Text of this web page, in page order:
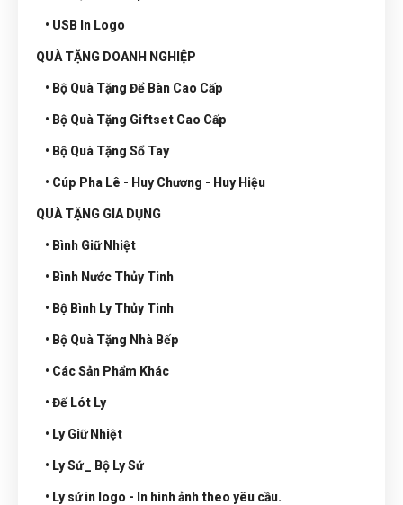
• USB In Logo
QUÀ TẶNG DOANH NGHIỆP
• Bộ Quà Tặng Để Bàn Cao Cấp
• Bộ Quà Tặng Giftset Cao Cấp
• Bộ Quà Tặng Sổ Tay
• Cúp Pha Lê - Huy Chương - Huy Hiệu
QUÀ TẶNG GIA DỤNG
• Bình Giữ Nhiệt
• Bình Nước Thủy Tinh
• Bộ Bình Ly Thủy Tinh
• Bộ Quà Tặng Nhà Bếp
• Các Sản Phẩm Khác
• Đế Lót Ly
• Ly Giữ Nhiệt
• Ly Sứ _ Bộ Ly Sứ
• Ly sứ in logo - In hình ảnh theo yêu cầu.